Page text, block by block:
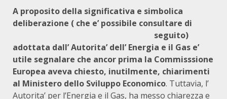
A proposito della significativa e simbolica
deliberazione ( che e’ possibile consultare di
seguito)
adottata dall’ Autorita’ dell’ Energia e il Gas e’
utile segnalare che ancor prima la Commisssione
Europea aveva chiesto, inutilmente, chiarimenti
al Ministero dello Sviluppo Economico. Tuttavia, l’
Autorita’ per l’Energia e il Gas, ha messo chiarezza e